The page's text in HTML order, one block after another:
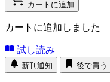
カートに追加
カートに追加しました
試し読み
新刊通知 後で買う